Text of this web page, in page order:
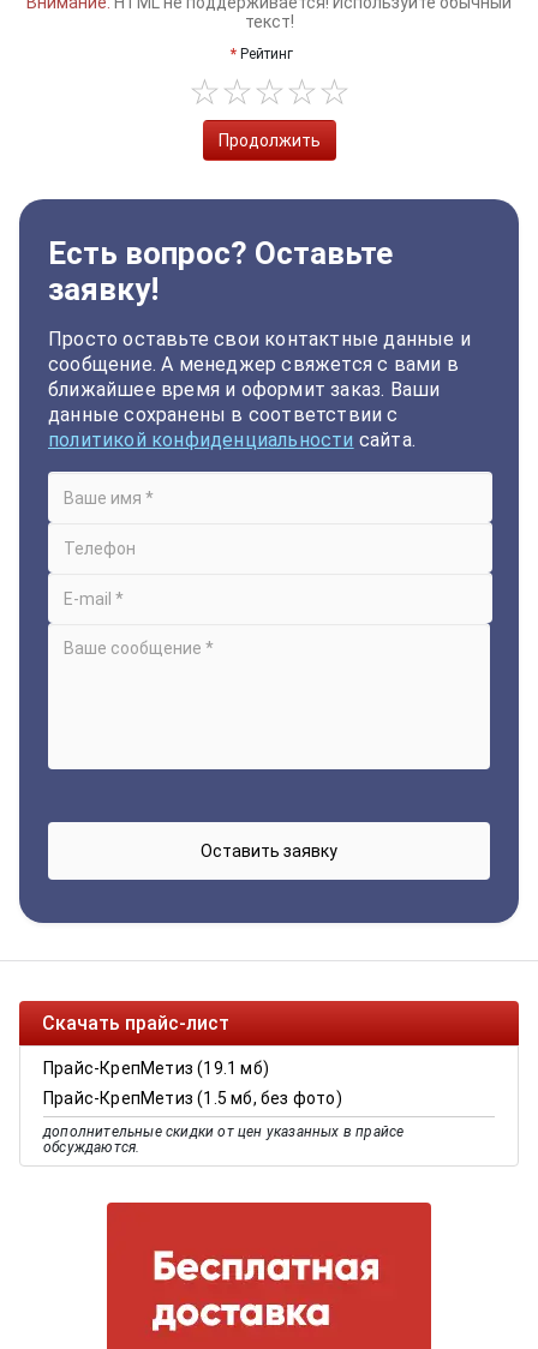
текст!
Рейтинг
Продолжить
Есть вопрос? Оставьте
заявку!
Просто оставьте свои контактные данные и
сообщение. А менеджер свяжется с вами в
ближайшее время и оформит заказ. Ваши
данные сохранены в соответствии с
политикой конфиденциальности сайта.
Скачать прайс-лист
Прайс-КрепМетиз (19.1 мб)
Прайс-КрепМетиз (1.5 мб, без фото)
дополнительные скидки от цен указанных в прайсе
обсуждаются.